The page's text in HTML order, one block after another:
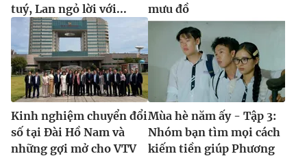
tuý, Lan ngỏ lời với...
mưu đồ
Kinh nghiệm chuyển đổi
số tại Đài Hồ Nam và
những gợi mở cho VTV
Mùa hè năm ấy - Tập 3:
Nhóm bạn tìm mọi cách
kiếm tiền giúp Phương